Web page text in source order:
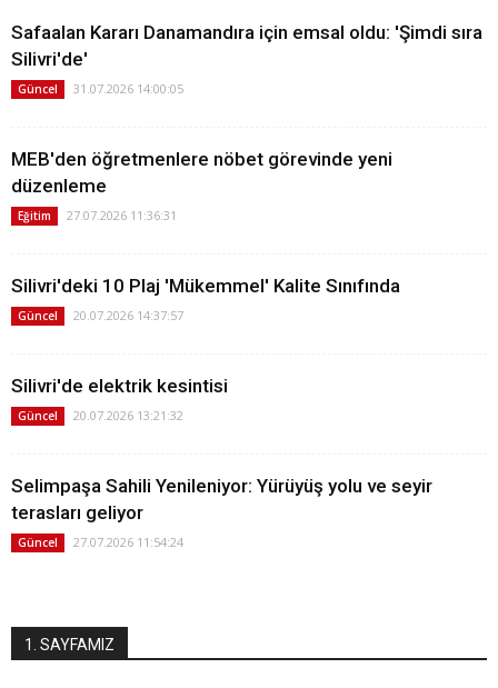
Safaalan Kararı Danamandıra için emsal oldu: 'Şimdi sıra
Silivri'de'
Güncel 31.07.2026 14:00:05
MEB'den öğretmenlere nöbet görevinde yeni
düzenleme
Eğitim 27.07.2026 11:36:31
Silivri'deki 10 Plaj 'Mükemmel' Kalite Sınıfında
Güncel 20.07.2026 14:37:57
Silivri'de elektrik kesintisi
Güncel 20.07.2026 13:21:32
Selimpaşa Sahili Yenileniyor: Yürüyüş yolu ve seyir
terasları geliyor
Güncel 27.07.2026 11:54:24
1. SAYFAMIZ